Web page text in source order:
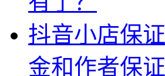
抖音小店保证
金和作者保证